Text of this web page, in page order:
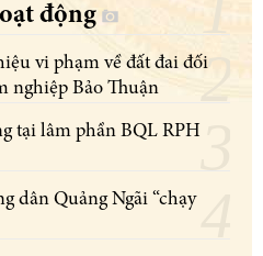
động
vi phạm về đất đai đối
nghiệp Bảo Thuận
tại lâm phần BQL RPH
dân Quảng Ngãi “chạy